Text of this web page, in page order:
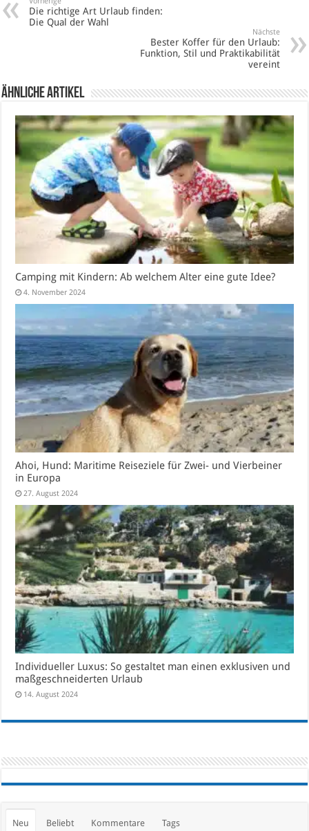
Die richtige Art Urlaub finden:
Die Qual der Wahl
Nächste
Bester Koffer für den Urlaub:
Funktion, Stil und Praktikabilität
vereint
Ähnliche Artikel
Camping mit Kindern: Ab welchem Alter eine gute Idee?
4. November 2024
Ahoi, Hund: Maritime Reiseziele für Zwei- und Vierbeiner
in Europa
27. August 2024
Individueller Luxus: So gestaltet man einen exklusiven und
maßgeschneiderten Urlaub
14. August 2024
Neu Beliebt Kommentare Tags